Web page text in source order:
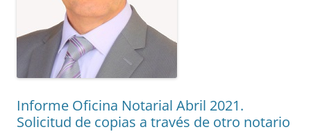
Informe Oficina Notarial Abril 2021.
Solicitud de copias a través de otro notario